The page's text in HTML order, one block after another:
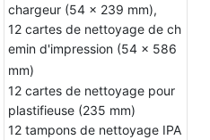
chargeur (54 x 239 mm),
12 cartes de nettoyage de ch
emin d'impression (54 x 586
mm)
12 cartes de nettoyage pour
plastifieuse (235 mm)
12 tampons de nettoyage IPA